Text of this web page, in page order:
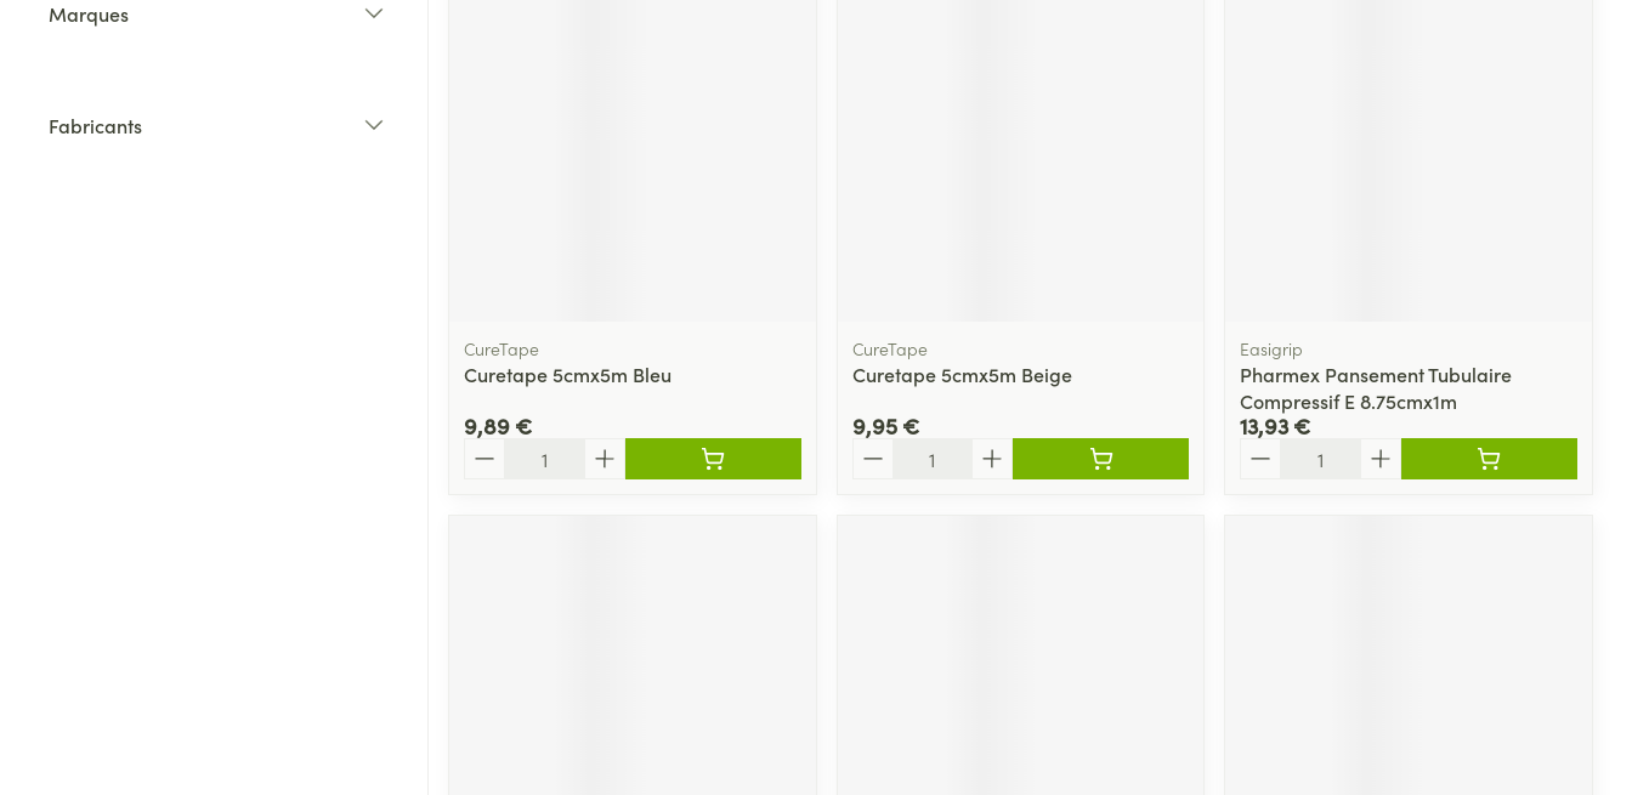
Marques
Fabricants
CureTape
Curetape 5cmx5m Bleu
9,89 €
CureTape
Curetape 5cmx5m Beige
9,95 €
Easigrip
Pharmex Pansement Tubulaire
Compressif E 8.75cmx1m
13,93 €